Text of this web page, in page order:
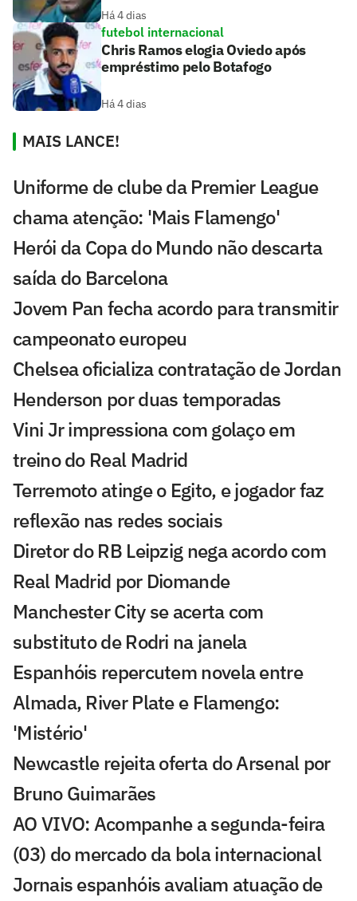
Há 4 dias
futebol internacional
Chris Ramos elogia Oviedo após
empréstimo pelo Botafogo
Há 4 dias
MAIS LANCE!
Uniforme de clube da Premier League
chama atenção: 'Mais Flamengo'
Herói da Copa do Mundo não descarta
saída do Barcelona
Jovem Pan fecha acordo para transmitir
campeonato europeu
Chelsea oficializa contratação de Jordan
Henderson por duas temporadas
Vini Jr impressiona com golaço em
treino do Real Madrid
Terremoto atinge o Egito, e jogador faz
reflexão nas redes sociais
Diretor do RB Leipzig nega acordo com
Real Madrid por Diomande
Manchester City se acerta com
substituto de Rodri na janela
Espanhóis repercutem novela entre
Almada, River Plate e Flamengo:
'Mistério'
Newcastle rejeita oferta do Arsenal por
Bruno Guimarães
AO VIVO: Acompanhe a segunda-feira
(03) do mercado da bola internacional
Jornais espanhóis avaliam atuação de